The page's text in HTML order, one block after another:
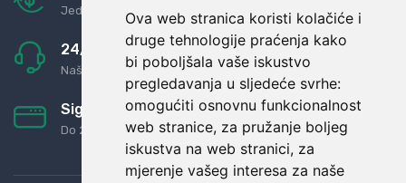
Ova web stranica koristi kolačiće i
druge tehnologije praćenja kako
bi poboljšala vaše iskustvo
pregledavanja u sljedeće svrhe:
omogućiti osnovnu funkcionalnost
web stranice, za pružanje boljeg
iskustva na web stranici, za
mjerenje vašeg interesa za naše
Jednostavno pravilo: Roba za novac
24/7 odlična podrška
Naši agenti uvijek na raspolaganju
Sigurno obročno plaćanje
Do 24 rata bez kamata